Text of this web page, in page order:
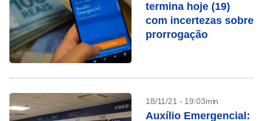
termina hoje (19)
com incertezas sobre
prorrogação
18/11/21 - 19:03min
Auxílio Emergencial: